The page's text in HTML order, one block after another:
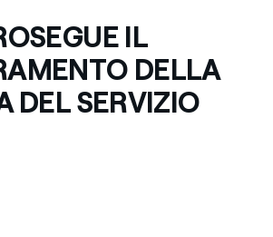
IL
DELLA
DEL SERVIZIO